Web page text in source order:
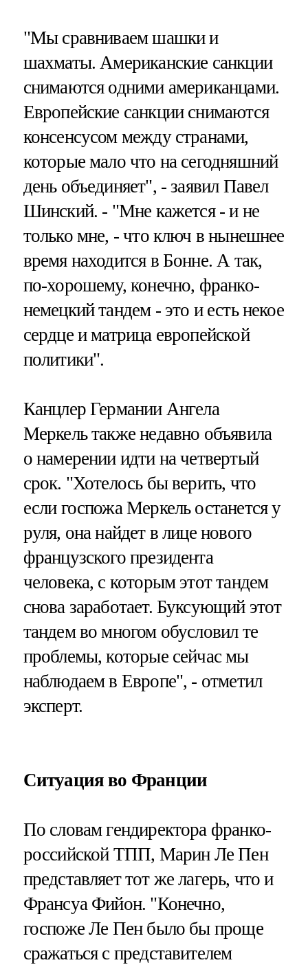
"Мы сравниваем шашки и
шахматы. Американские санкции
снимаются одними американцами.
Европейские санкции снимаются
консенсусом между странами,
которые мало что на сегодняшний
день объединяет", - заявил Павел
Шинский. - "Мне кажется - и не
только мне, - что ключ в нынешнее
время находится в Бонне. А так,
по-хорошему, конечно, франко-
немецкий тандем - это и есть некое
сердце и матрица европейской
политики".
Канцлер Германии Ангела
Меркель также недавно объявила
о намерении идти на четвертый
срок. "Хотелось бы верить, что
если госпожа Меркель останется у
руля, она найдет в лице нового
французского президента
человека, с которым этот тандем
снова заработает. Буксующий этот
тандем во многом обусловил те
проблемы, которые сейчас мы
наблюдаем в Европе", - отметил
эксперт.
Ситуация во Франции
По словам гендиректора франко-
российской ТПП, Марин Ле Пен
представляет тот же лагерь, что и
Франсуа Фийон. "Конечно,
госпоже Ле Пен было бы проще
сражаться с представителем